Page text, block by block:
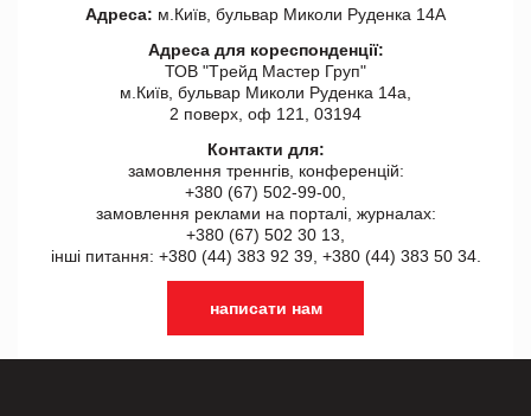
Адреса: м.Київ, бульвар Миколи Руденка 14А
Адреса для кореспонденції:
ТОВ "Tрейд Мастер Груп"
м.Київ, бульвар Миколи Руденка 14а,
2 поверх, оф 121, 03194
Контакти для:
замовлення треннгів, конференцій:
+380 (67) 502-99-00,
замовлення реклами на порталі, журналах:
+380 (67) 502 30 13,
інші питання: +380 (44) 383 92 39, +380 (44) 383 50 34.
написати нам